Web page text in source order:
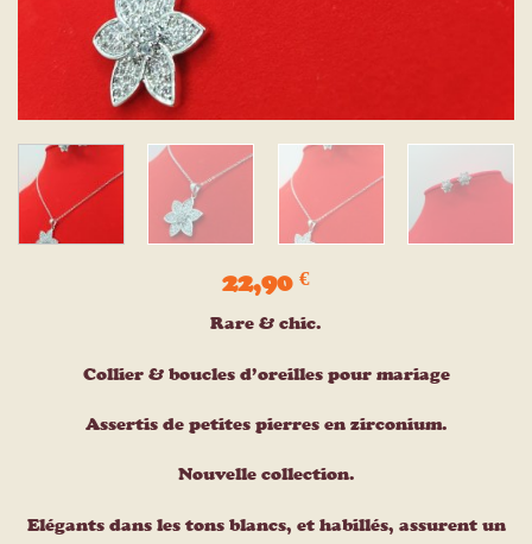
22,90 €
Rare & chic.
Collier & boucles d’oreilles pour mariage
Assertis de petites pierres en zirconium.
Nouvelle collection.
Elégants dans les tons blancs, et habillés, assurent un